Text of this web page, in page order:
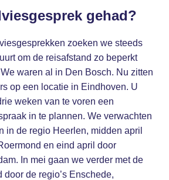
gehad?
zoeken we steeds
om de reisafstand zo beperkt
waren al in Den Bosch. Nu zitten
op een locatie in Eindhoven. U
weken van te voren een
in te plannen. We verwachten
in de regio Heerlen, midden april
en eind april door
In mei gaan we verder met de
de regio’s Enschede,